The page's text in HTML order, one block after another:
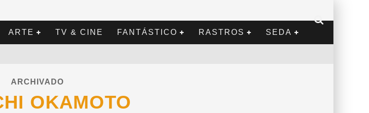
ARTE TV & CINE FANTÁSTICO RASTROS SEDA
ARCHIVADO
OKAMOTO